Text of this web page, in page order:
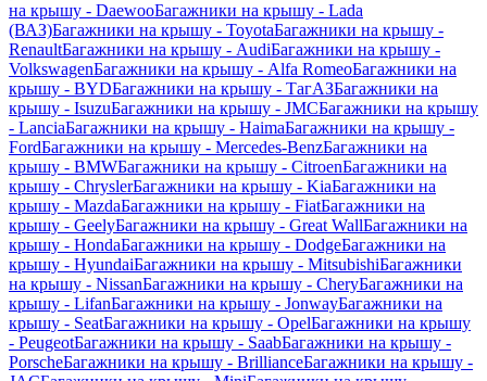
на крышу - DaewooБагажники на крышу - Lada
(ВАЗ)Багажники на крышу - ToyotaБагажники на крышу -
RenaultБагажники на крышу - AudiБагажники на крышу -
VolkswagenБагажники на крышу - Alfa RomeoБагажники на
крышу - BYDБагажники на крышу - ТагАЗБагажники на
крышу - IsuzuБагажники на крышу - JMCБагажники на крышу
- LanciaБагажники на крышу - HaimaБагажники на крышу -
FordБагажники на крышу - Mercedes-BenzБагажники на
крышу - BMWБагажники на крышу - CitroenБагажники на
крышу - ChryslerБагажники на крышу - KiaБагажники на
крышу - MazdaБагажники на крышу - FiatБагажники на
крышу - GeelyБагажники на крышу - Great WallБагажники на
крышу - HondaБагажники на крышу - DodgeБагажники на
крышу - HyundaiБагажники на крышу - MitsubishiБагажники
на крышу - NissanБагажники на крышу - CheryБагажники на
крышу - LifanБагажники на крышу - JonwayБагажники на
крышу - SeatБагажники на крышу - OpelБагажники на крышу
- PeugeotБагажники на крышу - SaabБагажники на крышу -
PorscheБагажники на крышу - BrillianceБагажники на крышу -